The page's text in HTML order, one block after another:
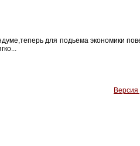
для подьема экономики
Версия